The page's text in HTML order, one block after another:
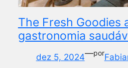
The Fresh Goodies
gastronomia
dez 5, 2024—por